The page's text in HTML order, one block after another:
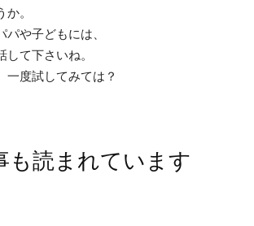
。
や子どもには、
て下さいね。
一度試してみては？
も読まれています